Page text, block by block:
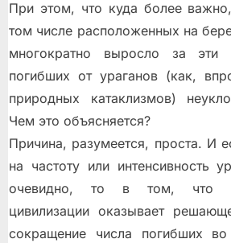
При этом, что куда более
том числе расположенных на
многократно выросло за эти
погибших от ураганов (как,
природных катаклизмов)
Чем это объясняется?
Причина, разумеется, проста. И
на частоту или интенсивность
очевидно, то в том, что
цивилизации оказывает
сокращение числа погибших